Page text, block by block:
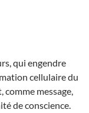
qui engendre
cellulaire du
message,
de conscience.